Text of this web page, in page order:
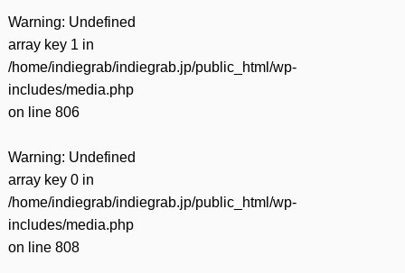
Warning: Undefined
array key 1 in
/home/indiegrab/indiegrab.jp/public_html/wp-
includes/media.php
on line 806
Warning: Undefined
array key 0 in
/home/indiegrab/indiegrab.jp/public_html/wp-
includes/media.php
on line 808